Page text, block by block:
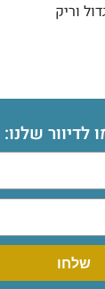
וריק
לדיוור שלנו: